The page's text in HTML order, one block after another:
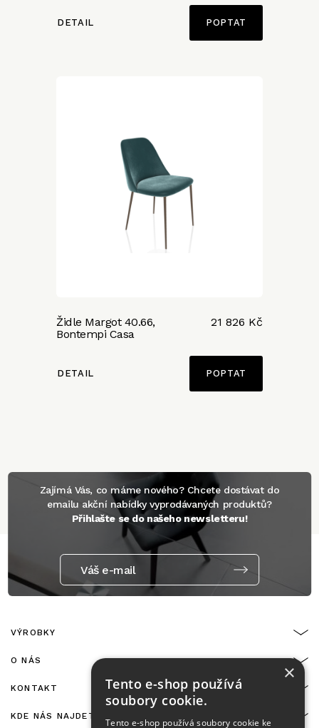
DETAIL POPTAT
Židle Margot 40.66,
Bontempi Casa
21 826 Kč
DETAIL POPTAT
Zajímá Vás, co máme nového? Chcete dostávat do
emailu akční nabídky vyprodávaných produktů?
Přihlašte se do našeho newsletteru!
Váš e-mail
VÝROBKY
O NÁS
KONTAKT
KDE NÁS NAJDETE
×
Tento e-shop používá
soubory cookie.
Tento e-shop používá soubory cookie ke